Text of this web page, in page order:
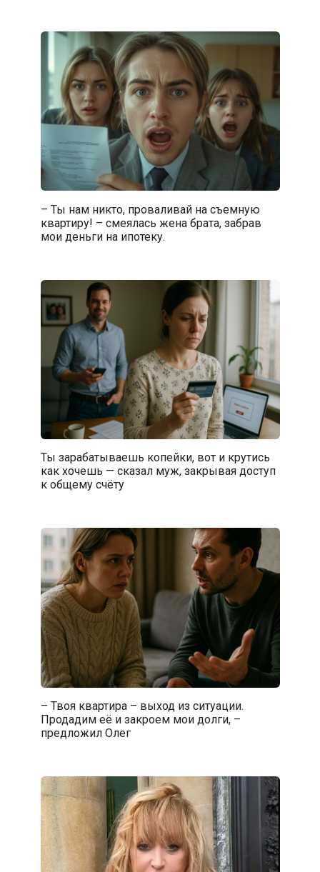
– Ты нам никто, проваливай на съемную
квартиру! – смеялась жена брата, забрав
мои деньги на ипотеку.
Ты зарабатываешь копейки, вот и крутись
как хочешь — сказал муж, закрывая доступ
к общему счёту
– Твоя квартира – выход из ситуации.
Продадим её и закроем мои долги, –
предложил Олег